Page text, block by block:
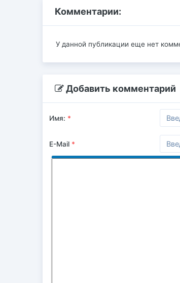
Комментарии:
У данной публикации еще нет
Добавить комментарий
Имя: *
E-Mail *